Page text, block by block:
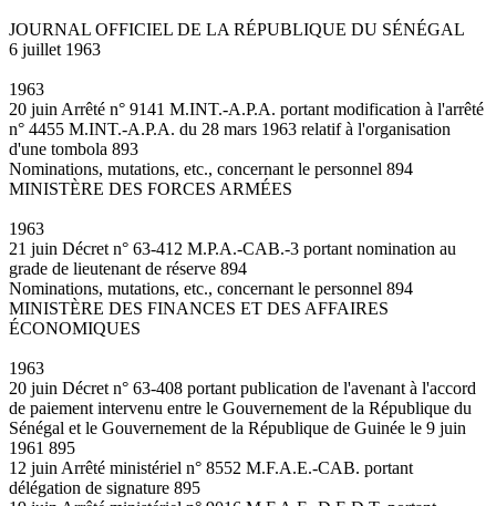
JOURNAL OFFICIEL DE LA RÉPUBLIQUE DU SÉNÉGAL
6 juillet 1963
1963
20 juin Arrêté n° 9141 M.INT.-A.P.A. portant modification à l'arrêté
n° 4455 M.INT.-A.P.A. du 28 mars 1963 relatif à l'organisation
d'une tombola 893
Nominations, mutations, etc., concernant le personnel 894
MINISTÈRE DES FORCES ARMÉES
1963
21 juin Décret n° 63-412 M.P.A.-CAB.-3 portant nomination au
grade de lieutenant de réserve 894
Nominations, mutations, etc., concernant le personnel 894
MINISTÈRE DES FINANCES ET DES AFFAIRES
ÉCONOMIQUES
1963
20 juin Décret n° 63-408 portant publication de l'avenant à l'accord
de paiement intervenu entre le Gouvernement de la République du
Sénégal et le Gouvernement de la République de Guinée le 9 juin
1961 895
12 juin Arrêté ministériel n° 8552 M.F.A.E.-CAB. portant
délégation de signature 895